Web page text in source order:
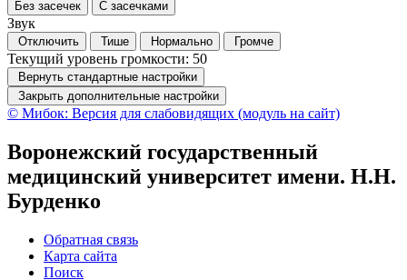
Без засечек С засечками
Звук
Отключить Тише Нормально Громче
Текущий уровень громкости: 50
Вернуть стандартные настройки
Закрыть дополнительные настройки
© Мибок: Версия для слабовидящих (модуль на сайт)
Воронежский государственный
медицинский университет имени. Н.Н.
Бурденко
Обратная связь
Карта сайта
Поиск